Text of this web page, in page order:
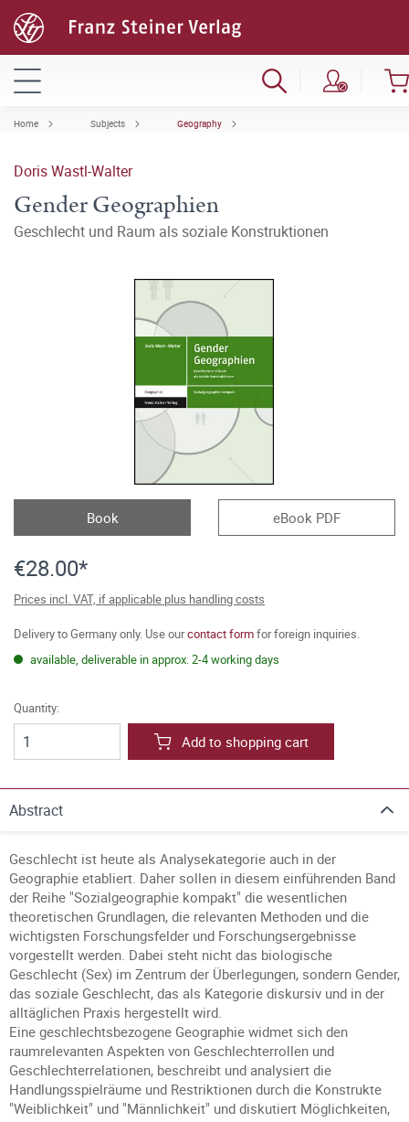
Home Subjects Geography
Doris Wastl-Walter
Gender Geographien
Geschlecht und Raum als soziale Konstruktionen
Book eBook PDF
€28.00*
Prices incl. VAT, if applicable plus handling costs
Delivery to Germany only. Use ourcontact formfor foreign inquiries.
available, deliverable in approx. 2-4 working days
Quantity:
Add to shopping cart
Abstract
Geschlecht ist heute als Analysekategorie auch in der
Geographie etabliert. Daher sollen in diesem einführenden Band
der Reihe "Sozialgeographie kompakt" die wesentlichen
theoretischen Grundlagen, die relevanten Methoden und die
wichtigsten Forschungsfelder und Forschungsergebnisse
vorgestellt werden. Dabei steht nicht das biologische
Geschlecht (Sex) im Zentrum der Überlegungen, sondern Gender,
das soziale Geschlecht, das als Kategorie diskursiv und in der
alltäglichen Praxis hergestellt wird.
Eine geschlechtsbezogene Geographie widmet sich den
raumrelevanten Aspekten von Geschlechterrollen und
Geschlechterrelationen, beschreibt und analysiert die
Handlungsspielräume und Restriktionen durch die Konstrukte
"Weiblichkeit" und "Männlichkeit" und diskutiert Möglichkeiten,